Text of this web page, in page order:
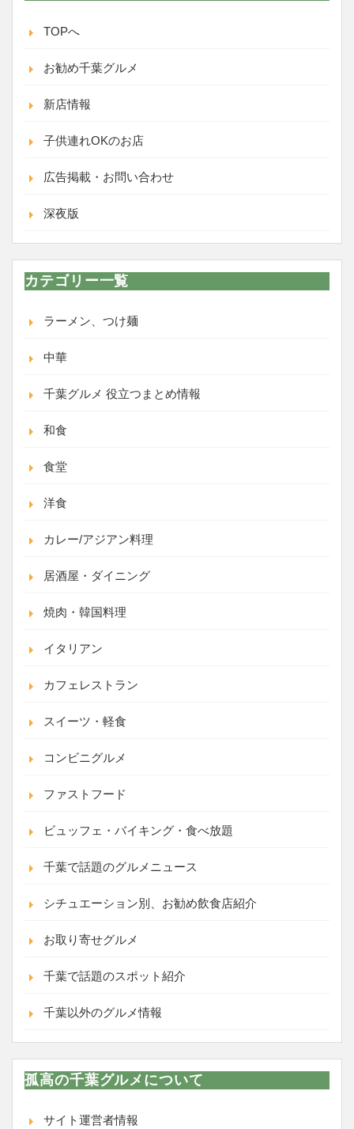
TOPへ
お勧め千葉グルメ
新店情報
子供連れOKのお店
広告掲載・お問い合わせ
深夜版
カテゴリー一覧
ラーメン、つけ麺
中華
千葉グルメ 役立つまとめ情報
和食
食堂
洋食
カレー/アジアン料理
居酒屋・ダイニング
焼肉・韓国料理
イタリアン
カフェレストラン
スイーツ・軽食
コンビニグルメ
ファストフード
ビュッフェ・バイキング・食べ放題
千葉で話題のグルメニュース
シチュエーション別、お勧め飲食店紹介
お取り寄せグルメ
千葉で話題のスポット紹介
千葉以外のグルメ情報
孤高の千葉グルメについて
サイト運営者情報